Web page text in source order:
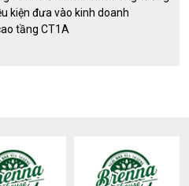
kiện đưa vào kinh doanh
tầng CT1A